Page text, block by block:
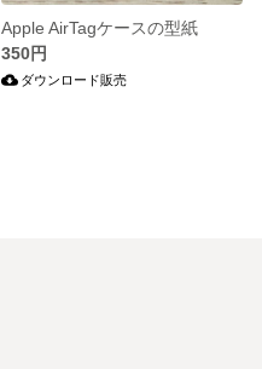
Apple AirTagケースの型紙
350円
ダウンロード販売